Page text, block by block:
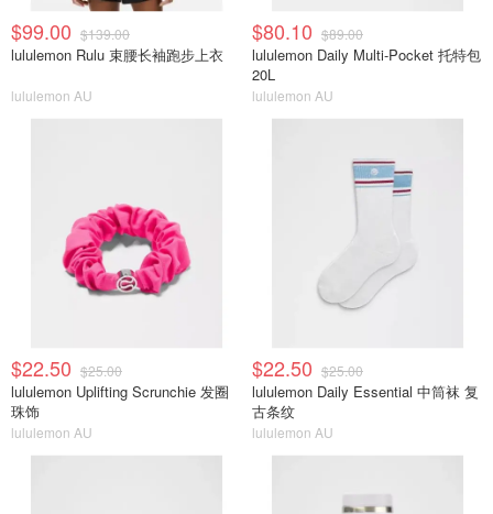
$99.00 $139.00
lululemon Rulu 束腰长袖跑步上衣
lululemon AU
$80.10 $89.00
lululemon Daily Multi-Pocket 托特包
20L
lululemon AU
$22.50 $25.00
lululemon Uplifting Scrunchie 发圈
珠饰
lululemon AU
$22.50 $25.00
lululemon Daily Essential 中筒袜 复
古条纹
lululemon AU